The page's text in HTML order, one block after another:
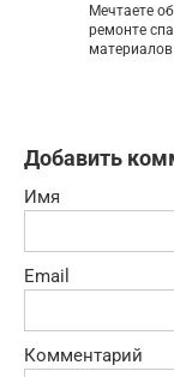
Мечтаете
ремонте
материалов
Добавить
Имя
Email
Комментарий